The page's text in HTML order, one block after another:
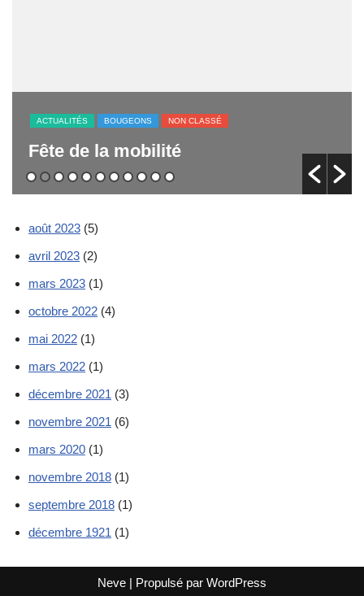
ACTUALITÉS CITOYENNONS NON CLASSÉ
Donnerie & Grainothèque
août 2023 (5)
avril 2023 (2)
mars 2023 (1)
octobre 2022 (4)
mai 2022 (1)
mars 2022 (1)
décembre 2021 (3)
novembre 2021 (6)
mars 2020 (1)
novembre 2018 (1)
septembre 2018 (1)
décembre 1921 (1)
Neve | Propulsé par WordPress